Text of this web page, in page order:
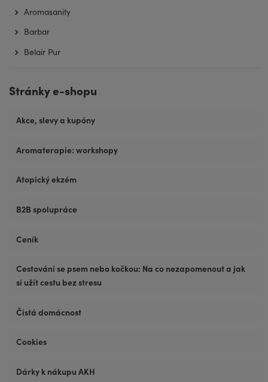
Aromasanity
Barbar
Belair Pur
Stránky e-shopu
Akce, slevy a kupóny
Aromaterapie: workshopy
Atopický ekzém
B2B spolupráce
Ceník
Cestování se psem nebo kočkou: Na co nezapomenout a jak
si užít cestu bez stresu
Čistá domácnost
Cookies
Dárky k nákupu AKH